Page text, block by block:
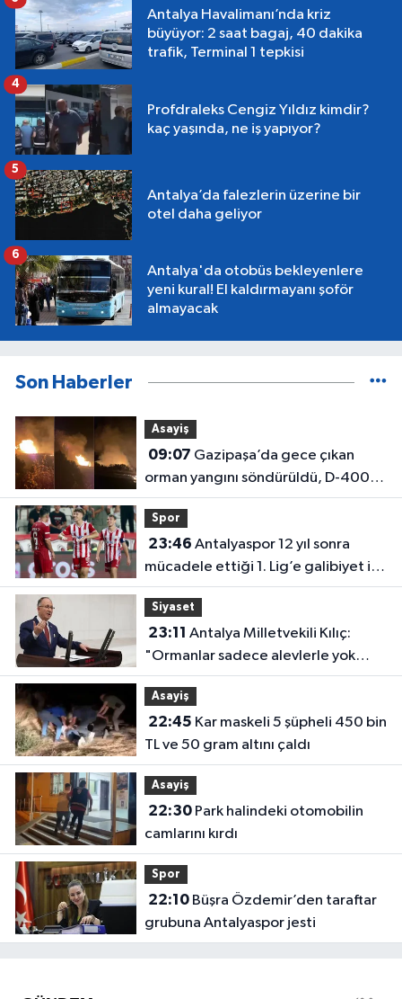
Antalya Havalimanı’nda kriz
büyüyor: 2 saat bagaj, 40 dakika
trafik, Terminal 1 tepkisi
Profdraleks Cengiz Yıldız kimdir?
kaç yaşında, ne iş yapıyor?
4
Antalya’da falezlerin üzerine bir
otel daha geliyor
5
Antalya'da otobüs bekleyenlere
yeni kural! El kaldırmayanı şoför
almayacak
6
Son Haberler
Asayiş
09:07
orman yangını söndürüldü, D-400
trafiğe açıldı
Spor
23:46
mücadele ettiği 1. Lig’e galibiyet ile
başladı
Siyaset
23:11
"Ormanlar sadece alevlerle yok
olmuyor"
Asayiş
22:45
TL ve 50 gram altını çaldı
Asayiş
22:30Park halindeki otomobilin
camlarını kırdı
Spor
22:10Büşra Özdemir’den taraftar
grubuna Antalyaspor jesti